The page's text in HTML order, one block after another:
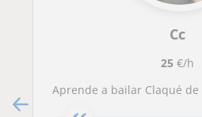
Cc
25€/h
Aprende a bailar Claqué de la